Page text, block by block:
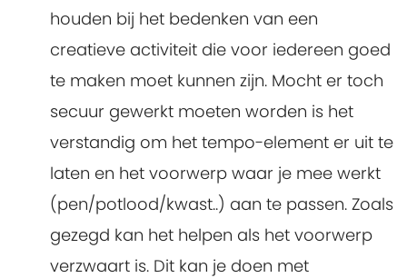
houden bij het bedenken van een
creatieve activiteit die voor iedereen goed
te maken moet kunnen zijn. Mocht er toch
secuur gewerkt moeten worden is het
verstandig om het tempo-element er uit te
laten en het voorwerp waar je mee werkt
(pen/potlood/kwast..) aan te passen. Zoals
gezegd kan het helpen als het voorwerp
verzwaart is. Dit kan je doen met